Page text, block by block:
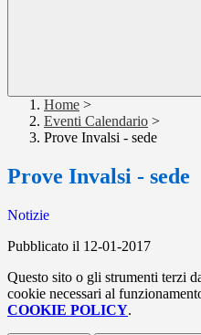
Home >
Eventi Calendario >
Prove Invalsi - sede
Prove Invalsi - sede
Notizie
Pubblicato il 12-01-2017
Questo sito o gli strumenti terzi
cookie necessari al
COOKIE POLICY.